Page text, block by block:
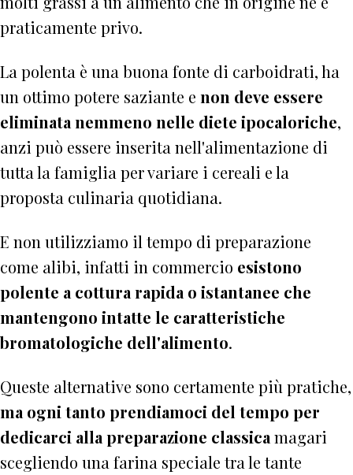
praticamente privo.
La polenta è una buona fonte di carboidrati, ha
un ottimo potere saziante e non deve essere
eliminata nemmeno nelle diete ipocaloriche,
anzi può essere inserita nell'alimentazione di
tutta la famiglia per variare i cereali e la
proposta culinaria quotidiana.
E non utilizziamo il tempo di preparazione
come alibi, infatti in commercio esistono
polente a cottura rapida o istantanee che
mantengono intatte le caratteristiche
bromatologiche dell'alimento.
Queste alternative sono certamente più pratiche,
ma ogni tanto prendiamoci del tempo per
dedicarci alla preparazione classica magari
scegliendo una farina speciale tra le tante